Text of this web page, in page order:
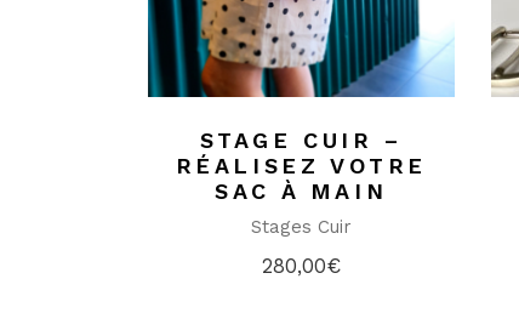
STAGE CUIR –
RÉALISEZ VOTRE
SAC À MAIN
Stages Cuir
280,00€